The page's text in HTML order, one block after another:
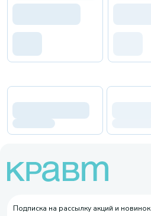
Подписка на рассылку акций и новинок